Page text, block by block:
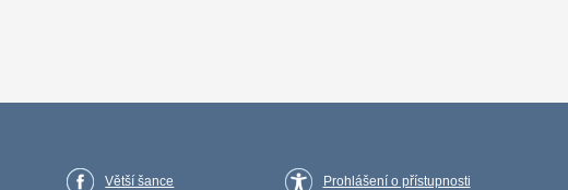
Větší šance Prohlášení o přístupnosti